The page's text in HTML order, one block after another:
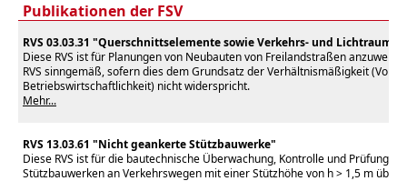
Publikationen der FSV
RVS 03.03.31 "Querschnittselemente sowie Verkehrs- und Lichtraum
Diese RVS ist für Planungen von Neubauten von Freilandstraßen
RVS sinngemäß, sofern dies dem Grundsatz der Verhältnismäßigkeit
Betriebswirtschaftlichkeit) nicht widerspricht.
Mehr...
RVS 13.03.61 "Nicht geankerte Stützbauwerke"
Diese RVS ist für die bautechnische Überwachung, Kontrolle und Prüfung
Stützbauwerken an Verkehrswegen mit einer Stützhöhe von h > 1,5 m über